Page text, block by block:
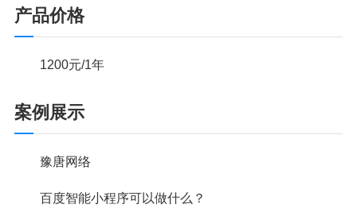
产品价格
1200元/1年
案例展示
豫唐网络
百度智能小程序可以做什么？